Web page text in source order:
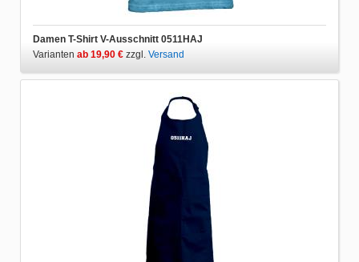
Damen T-Shirt V-Ausschnitt 0511HAJ
Varianten ab 19,90 € zzgl. Versand